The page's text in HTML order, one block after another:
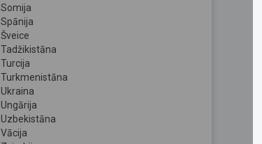
Somija
Spānija
Šveice
Tadžikistāna
Turcija
Turkmenistāna
Ukraina
Ungārija
Uzbekistāna
Vācija